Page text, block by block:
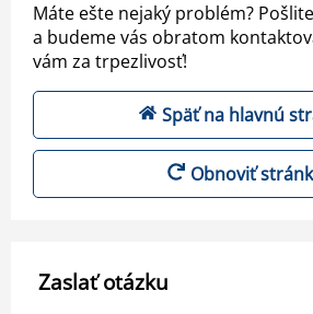
Máte ešte nejaký problém?
a budeme vás obratom
vám za trpezlivosť!
Späť na hlavnú
Obnoviť
Zaslať otázku